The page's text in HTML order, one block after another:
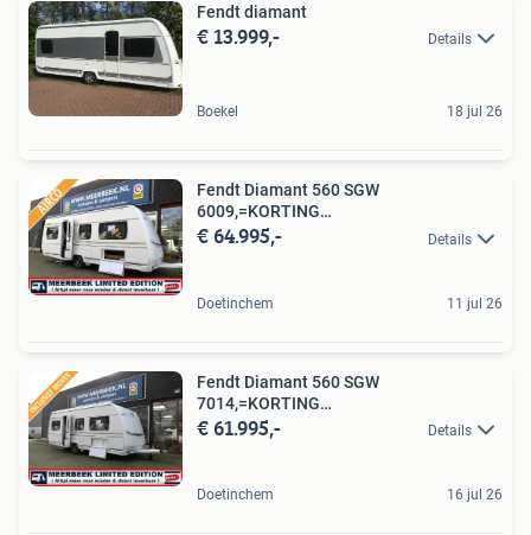
Fendt diamant
€ 13.999,- Details
Boekel 18 jul 26
Fendt Diamant 560 SGW
6009,=KORTING
AUTOSTEADY+AIRCO+MOVER+E
€ 64.995,- Details
Doetinchem 11 jul 26
Fendt Diamant 560 SGW
7014,=KORTING
AIRCO+ALDE+MOVER+THULE
€ 61.995,- Details
Doetinchem 16 jul 26